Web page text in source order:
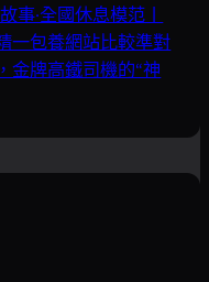
事·全國休息模范丨
一包養網站比較準對
金牌高鐵司機的“神